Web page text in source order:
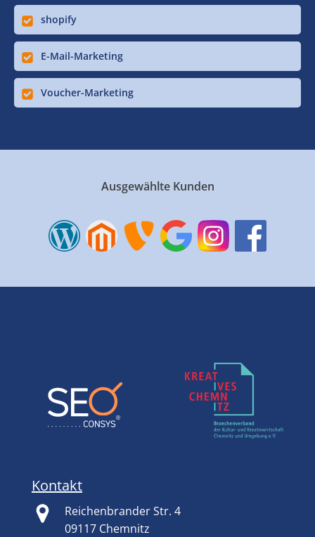
shopify
E-Mail-Marketing
Voucher-Marketing
Ausgewählte Kunden
Kontakt
Reichenbrander Str. 4
09117 Chemnitz